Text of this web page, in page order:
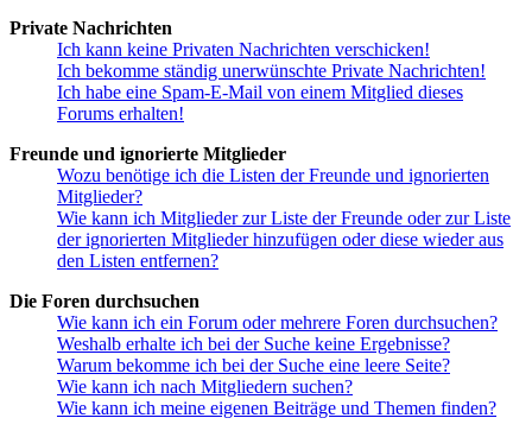
Private Nachrichten
Ich kann keine Privaten Nachrichten verschicken!
Ich bekomme ständig unerwünschte Private Nachrichten!
Ich habe eine Spam-E-Mail von einem Mitglied dieses
Forums erhalten!
Freunde und ignorierte Mitglieder
Wozu benötige ich die Listen der Freunde und ignorierten
Mitglieder?
Wie kann ich Mitglieder zur Liste der Freunde oder zur Liste
der ignorierten Mitglieder hinzufügen oder diese wieder aus
den Listen entfernen?
Die Foren durchsuchen
Wie kann ich ein Forum oder mehrere Foren durchsuchen?
Weshalb erhalte ich bei der Suche keine Ergebnisse?
Warum bekomme ich bei der Suche eine leere Seite?
Wie kann ich nach Mitgliedern suchen?
Wie kann ich meine eigenen Beiträge und Themen finden?